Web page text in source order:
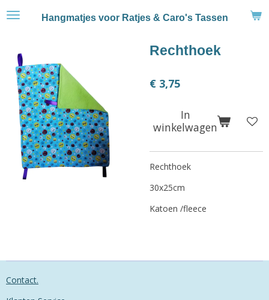
Ga
hoofdinhoud
Hangmatjes voor Ratjes & Caro's Tassen
Rechthoek
€ 3,75
In
winkelwagen
Rechthoek
30x25cm
Katoen /fleece
Contact.